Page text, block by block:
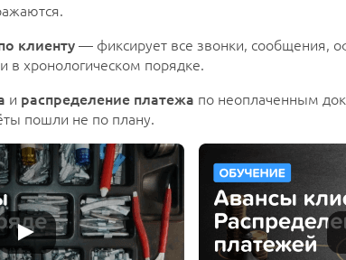
клиенту — фиксирует все звонки, сообщения,
в хронологическом порядке.
и распределение платежа по неоплаченным
пошли не по плану.